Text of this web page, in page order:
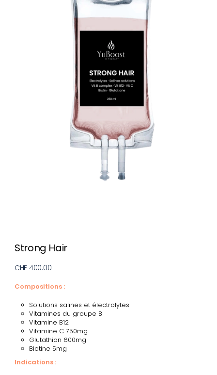
Strong Hair
CHF 400.00
Compositions :
Solutions salines et électrolytes
Vitamines du groupe B
Vitamine B12
Vitamine C 750mg
Glutathion 600mg
Biotine 5mg
Indications :